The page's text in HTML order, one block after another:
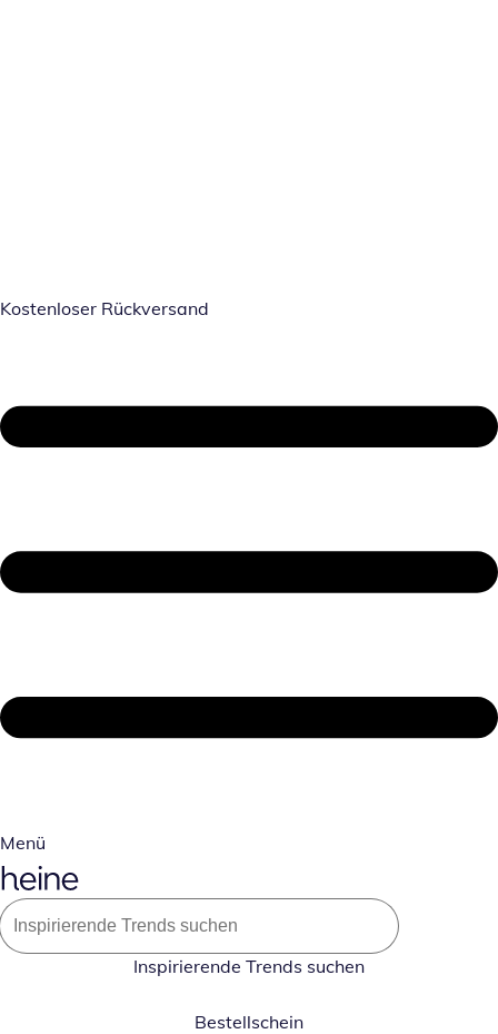
Kostenloser Rückversand
Menü
Inspirierende Trends suchen
Bestellschein